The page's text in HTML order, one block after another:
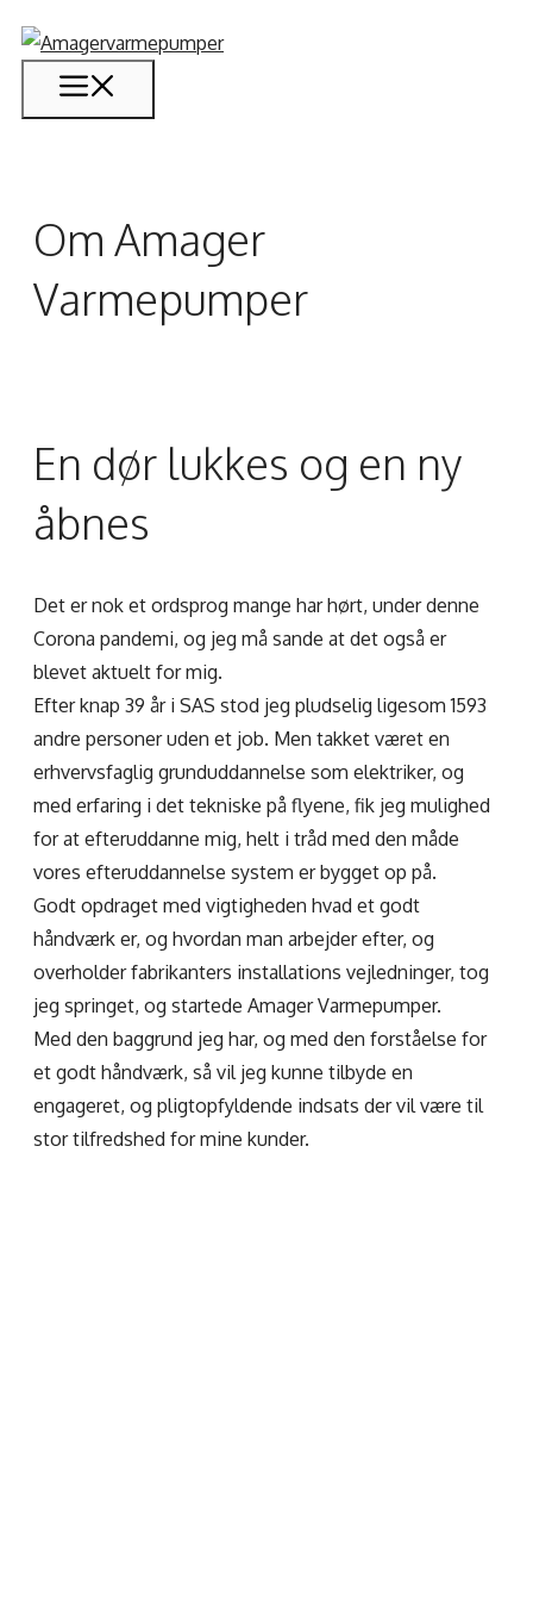
Hop
til
indhold
Om Amager
Varmepumper
En dør lukkes og en ny
åbnes
Det er nok et ordsprog mange har hørt, under denne
Corona pandemi, og jeg må sande at det også er
blevet aktuelt for mig.
Efter knap 39 år i SAS stod jeg pludselig ligesom 1593
andre personer uden et job. Men takket været en
erhvervsfaglig grunduddannelse som elektriker, og
med erfaring i det tekniske på flyene, fik jeg mulighed
for at efteruddanne mig, helt i tråd med den måde
vores efteruddannelse system er bygget op på.
Godt opdraget med vigtigheden hvad et godt
håndværk er, og hvordan man arbejder efter, og
overholder fabrikanters installations vejledninger, tog
jeg springet, og startede Amager Varmepumper.
Med den baggrund jeg har, og med den forståelse for
et godt håndværk, så vil jeg kunne tilbyde en
engageret, og pligtopfyldende indsats der vil være til
stor tilfredshed for mine kunder.